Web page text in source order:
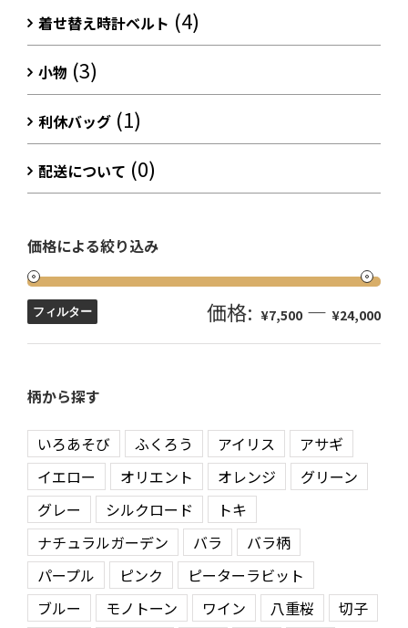
着せ替え時計ベルト (4)
小物 (3)
利休バッグ (1)
配送について (0)
価格による絞り込み
フィルター 価格: ¥7,500 — ¥24,000
柄から探す
いろあそび ふくろう アイリス
アサギ
イエロー
オリエント オレンジ
グリーン
グレー
シルクロード
トキ
ナチュラルガーデン
バラ
バラ柄
パープル
ピンク
ピーターラビット
ブルー
モノトーン ワイン 八重桜
切子